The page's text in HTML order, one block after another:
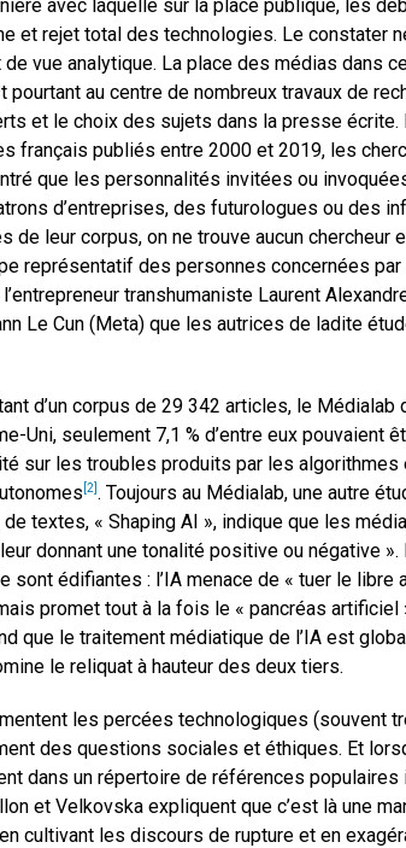
avec laquelle sur la place publique, les
et rejet total des technologies. Le constater
vue analytique. La place des médias dans
au centre de nombreux travaux de
et le choix des sujets dans la presse écrite.
français publiés entre 2000 et 2019, les
que les personnalités invitées ou
d’entreprises, des futurologues ou des
leur corpus, on ne trouve aucun chercheur
représentatif des personnes concernées
transhumaniste Laurent
Le Cun (Meta) que les autrices de ladite
d’un corpus de 29 342 articles, le Médialab
Uni, seulement 7,1 % d’entre eux pouvaient
sur les troubles produits par les algorithmes
[2] . Toujours au Médialab, une autre
textes, « Shaping AI », indique que les
donnant une tonalité positive ou négative
sont édifiantes : l’IA menace de « tuer le libre
promet tout à la fois le « pancréas artificiel
que le traitement médiatique de l’IA est
le reliquat à hauteur des deux tiers.
les percées technologiques (souvent
des questions sociales et éthiques. Et
dans un répertoire de références
et Velkovska expliquent que c’est là une
cultivant les discours de rupture et en